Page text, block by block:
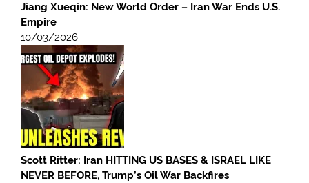
Jiang Xueqin: New World Order – Iran War Ends U.S.
Empire
10/03/2026
Scott Ritter: Iran HITTING US BASES & ISRAEL LIKE
NEVER BEFORE, Trump’s Oil War Backfires